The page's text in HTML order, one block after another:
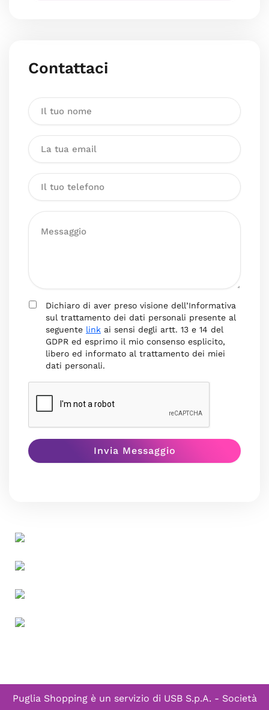
Contattaci
Dichiaro di aver preso visione dell’Informativa
sul trattamento dei dati personali presente al
seguente link ai sensi degli artt. 13 e 14 del
GDPR ed esprimo il mio consenso esplicito,
libero ed informato al trattamento dei miei
dati personali.
Puglia Shopping è un servizio di USB S.p.A. - Società